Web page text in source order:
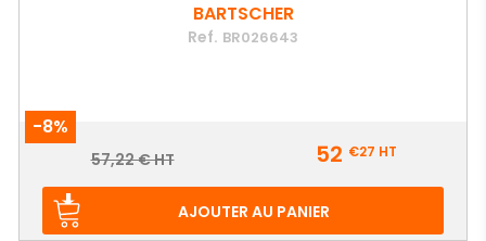
BARTSCHER
Ref. BR026643
-8%
Prix
Prix
57,22 € HT 52 €27 HT
AJOUTER AU PANIER